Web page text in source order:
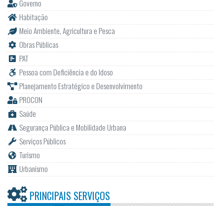
Governo
Habitação
Meio Ambiente, Agricultura e Pesca
Obras Públicas
PAT
Pessoa com Deficiência e do Idoso
Planejamento Estratégico e Desenvolvimento
PROCON
Saúde
Segurança Pública e Mobilidade Urbana
Serviços Públicos
Turismo
Urbanismo
PRINCIPAIS SERVIÇOS